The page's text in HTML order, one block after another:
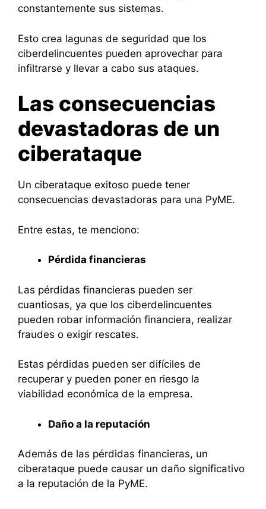
constantemente sus sistemas.
Esto crea lagunas de seguridad que los
ciberdelincuentes pueden aprovechar para
infiltrarse y llevar a cabo sus ataques.
Las consecuencias
devastadoras de un
ciberataque
Un ciberataque exitoso puede tener
consecuencias devastadoras para una PyME.
Entre estas, te menciono:
Pérdida financieras
Las pérdidas financieras pueden ser
cuantiosas, ya que los ciberdelincuentes
pueden robar información financiera, realizar
fraudes o exigir rescates.
Estas pérdidas pueden ser difíciles de
recuperar y pueden poner en riesgo la
viabilidad económica de la empresa.
Daño a la reputación
Además de las pérdidas financieras, un
ciberataque puede causar un daño significativo
a la reputación de la PyME.